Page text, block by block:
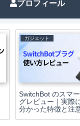
プロフィール
ガジェット
SwitchBot のスマ
グレビュー｜実際
分かった特徴と注